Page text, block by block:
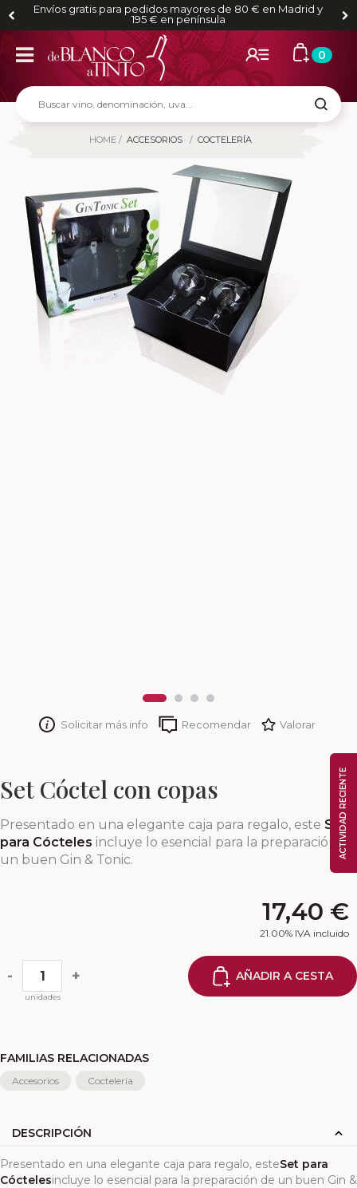
Envíos gratis para pedidos mayores de 80 € en Madrid y
195 € en península
0
HOME ACCESORIOS COCTELERÍA
Solicitar más info Recomendar Valorar
Set Cóctel con copas
Presentado en una elegante caja para regalo, este Set
para Cócteles incluye lo esencial para la preparación de
un buen Gin & Tonic.
17,40 €
21.00% IVA incluido
-
unidades
+ AÑADIR A CESTA
FAMILIAS RELACIONADAS
Accesorios Coctelería
DESCRIPCIÓN
Presentado en una elegante caja para regalo, esteSet para
Cóctelesincluye lo esencial para la preparación de un buen Gin &
ACTIVIDAD RECIENTE